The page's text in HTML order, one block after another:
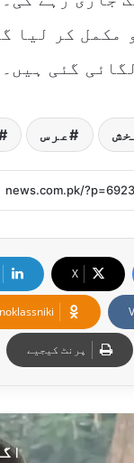
مکمل کر لیا
گئی ہیں۔
عرس
X
پرنٹ کیجیے